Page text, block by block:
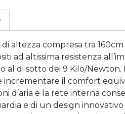
altezza compresa tra
ad altissima resistenza
al di sotto dei 9 Kilo/
il comfort
d’aria e la rete interna
e di un design